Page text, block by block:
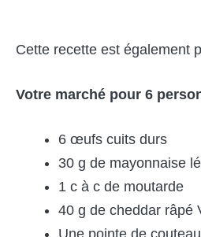
Cette recette est également
Votre marché pour 6
6 œufs cuits durs
30 g de mayonnaise
1 c à c de moutarde
40 g de cheddar râpé
Une pointe de